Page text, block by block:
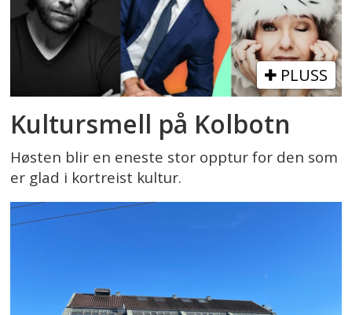
PLUSS
Kultursmell på Kolbotn
Høsten blir en eneste stor opptur for den som
er glad i kortreist kultur.